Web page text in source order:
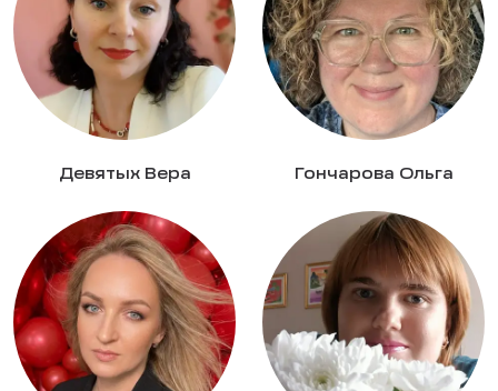
Девятых Вера Гончарова Ольга